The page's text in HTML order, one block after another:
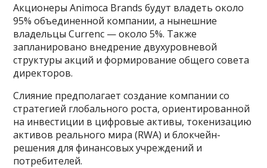
Акционеры Animoca Brands будут владеть около
95% объединенной компании, а нынешние
владельцы Currenc — около 5%. Также
запланировано внедрение двухуровневой
структуры акций и формирование общего совета
директоров.
Слияние предполагает создание компании со
стратегией глобального роста, ориентированной
на инвестиции в цифровые активы, токенизацию
активов реального мира (RWA) и блокчейн-
решения для финансовых учреждений и
потребителей.